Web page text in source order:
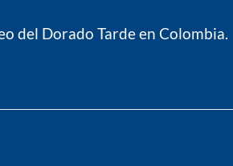
del Dorado Tarde en Colombia.